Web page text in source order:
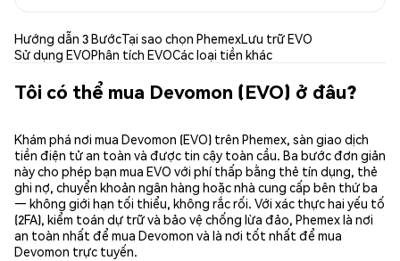
Hướng dẫn 3 BướcTại sao chọn PhemexLưu trữ EVO
Sử dụng EVOPhân tích EVOCác loại tiền khác
Tôi có thể mua Devomon (EVO) ở đâu?
Khám phá nơi mua Devomon (EVO) trên Phemex, sàn giao dịch
tiền điện tử an toàn và được tin cậy toàn cầu. Ba bước đơn giản
này cho phép bạn mua EVO với phí thấp bằng thẻ tín dụng, thẻ
ghi nợ, chuyển khoản ngân hàng hoặc nhà cung cấp bên thứ ba
— không giới hạn tối thiểu, không rắc rối. Với xác thực hai yếu tố
(2FA), kiểm toán dự trữ và bảo vệ chống lừa đảo, Phemex là nơi
an toàn nhất để mua Devomon và là nơi tốt nhất để mua
Devomon trực tuyến.